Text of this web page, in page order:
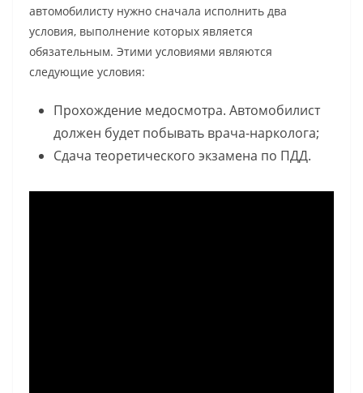
автомобилисту нужно сначала исполнить два
условия, выполнение которых является
обязательным. Этими условиями являются
следующие условия:
Прохождение медосмотра. Автомобилист
должен будет побывать врача-нарколога;
Сдача теоретического экзамена по ПДД.